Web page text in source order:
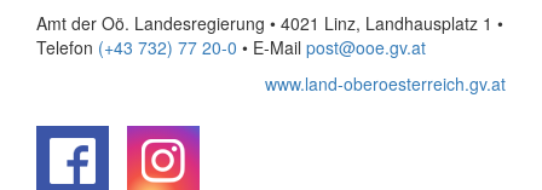
Amt der Oö. Landesregierung • 4021 Linz, Landhausplatz 1 •
Telefon (+43 732) 77 20-0 • E-Mail post@ooe.gv.at
www.land-oberoesterreich.gv.at